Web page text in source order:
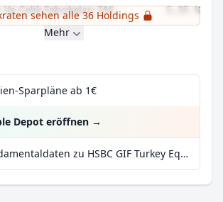
Celik Fabrikalari TAS 5,35 %
sehen alle 36 Holdings
Mehr
Sparpläne ab 1€
Depot eröffnen →
Mehr Fundamentaldaten zu HSBC GIF Turkey Equity AD bei Parqet